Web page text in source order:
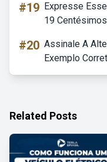
#19 Expresse
19
#20 Assinale A
Exemplo
Related Posts